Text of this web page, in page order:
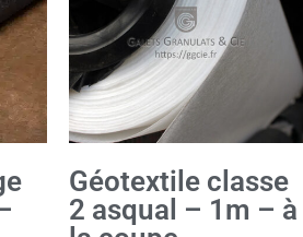
Géotextile classe
2 asqual – 1m – à